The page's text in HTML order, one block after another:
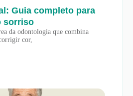
Guia completo para
sorriso
da odontologia que combina
cor,